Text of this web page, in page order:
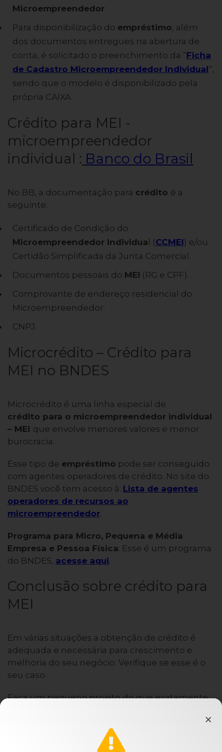
Microempreendedor.
Para disponibilização do empréstimo , além
dos documentos entregues na abertura de
conta, é solicitado o preenchimento da “Ficha
de Cadastro Microempreendedor Individual“,
sendo que o modelo é disponibilizado pela
própria CAIXA.
Crédito para MEI -
microempreendedor
individual : Banco do Brasil
No BB, a documentação para crédito é a
seguinte:
Certificado de Condição do
Microempreendedor Individual (CCMEI) e/ou
Certidão Simplificada da Junta Comercial.
Documentos pessoais do MEI (RG e CPF).
Comprovante de endereço residencial do
Microempreendedor.
CNPJ.
Microcrédito – Crédito para
MEI no BNDES
Microcrédito é uma linha especial de
crédito para o microempreendedor individual
– MEI que envolve menores valores e menor
burocracia.
Esse tipo de empréstimo pode ser conseguido
com agentes operadores de crédito. No site do
BNDES você tem acesso à: Lista de agentes
operadores de recursos ao
microempreendedor.
Programa para Micro, Pequena e Média
Empresa e Pessoa Física: Esse é um programa
do BNDES, acesse aqui.
Conclusão sobre crédito para
MEI
Em várias situações a obtenção de crédito é
adequada e necessária para crescimento e
melhoria do seu negócio. Verifique se esse é o
seu caso.
Faça um pequeno projeto do que exatamente
para tal ampliação. Veja quanto, provavelmente,
seu ganho aumentará depois da ampliação.
Esse ganho deve ser suficiente para pagar o